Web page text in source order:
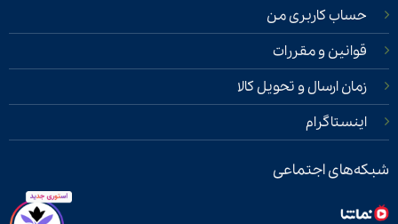
حساب کاربری من
قوانین و مقررات
زمان ارسال و تحویل کالا
اینستاگرام
شبکه‌های اجتماعی